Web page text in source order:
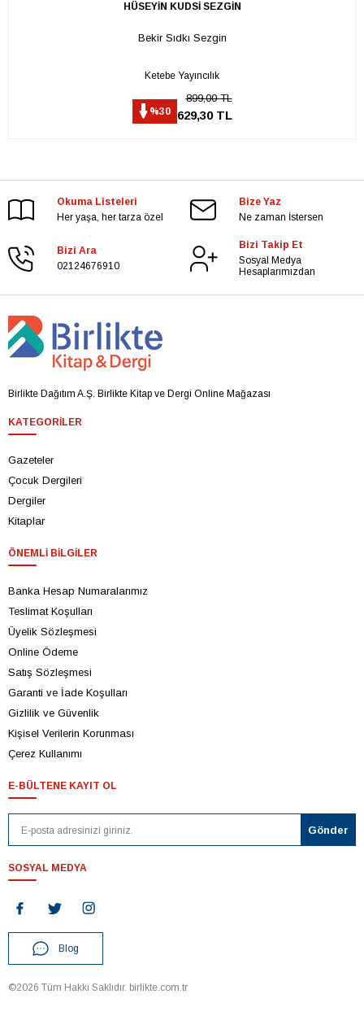
HÜSEYİN KUDSİ SEZGİN
Bekir Sıdkı Sezgin
Ketebe Yayıncılık
%30
899,00 TL
629,30 TL
Okuma Listeleri
Her yaşa, her tarza özel
Bize Yaz
Ne zaman İstersen
Bizi Ara
02124676910
Bizi Takip Et
Sosyal Medya
Hesaplarımızdan
Birlikte Dağıtım A.Ş. Birlikte Kitap ve Dergi Online Mağazası
KATEGORILER
Gazeteler
Çocuk Dergileri
Dergiler
Kitaplar
ÖNEMLI BILGILER
Banka Hesap Numaralarımız
Teslimat Koşulları
Üyelik Sözleşmesi
Online Ödeme
Satış Sözleşmesi
Garanti ve İade Koşulları
Gizlilik ve Güvenlik
Kişisel Verilerin Korunması
Çerez Kullanımı
E-BÜLTENE KAYIT OL
SOSYAL MEDYA
Blog
©2026 Tüm Hakkı Saklıdır. birlikte.com.tr